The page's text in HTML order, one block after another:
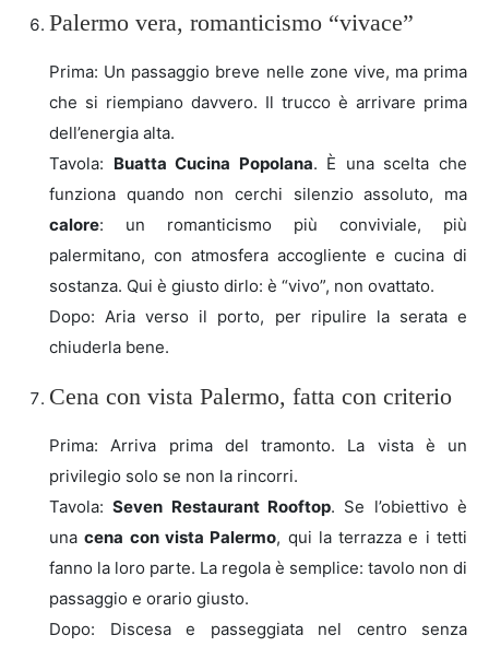
Palermo vera, romanticismo “vivace”
Prima: Un passaggio breve nelle zone vive, ma prima
che si riempiano davvero. Il trucco è arrivare prima
dell’energia alta.
Tavola: Buatta Cucina Popolana. È una scelta che
funziona quando non cerchi silenzio assoluto, ma
calore: un romanticismo più conviviale, più
palermitano, con atmosfera accogliente e cucina di
sostanza. Qui è giusto dirlo: è “vivo”, non ovattato.
Dopo: Aria verso il porto, per ripulire la serata e
chiuderla bene.
Cena con vista Palermo, fatta con criterio
Prima: Arriva prima del tramonto. La vista è un
privilegio solo se non la rincorri.
Tavola:Seven Restaurant Rooftop. Se l’obiettivo è
unacena con vista Palermo, qui la terrazza e i tetti
fanno la loro parte. La regola è semplice: tavolo non di
passaggio e orario giusto.
Dopo: Discesa e passeggiata nel centro senza